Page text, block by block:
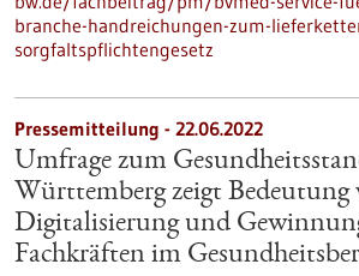
branche-handreichungen-zum-
sorgfaltspflichtengesetz
Pressemitteilung - 22.06.2022
Umfrage zum
Württemberg zeigt Bedeutung
Digitalisierung und
Fachkräften im